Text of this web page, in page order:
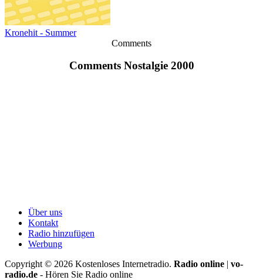
Kronehit - Summer
Comments
Comments Nostalgie 2000
Über uns
Kontakt
Radio hinzufügen
Werbung
Copyright © 2026 Kostenloses Internetradio. Radio online | vo-
radio.de - Hören Sie Radio online